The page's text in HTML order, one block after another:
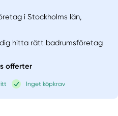
i Stockholms län,
dig hitta rätt badrumsföretag
offerter
Inget köpkrav